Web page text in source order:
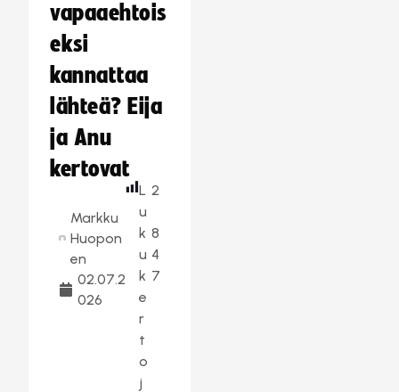
vapaaehtois
eksi
kannattaa
lähteä? Eija
ja Anu
kertovat
Markku
Huopon
en
02.07.2
026
L
u
k
u
k
e
r
t
o
j
2
8
4
7